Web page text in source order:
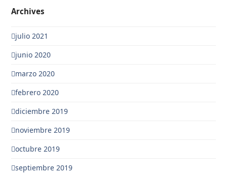
Archives
julio 2021
junio 2020
marzo 2020
febrero 2020
diciembre 2019
noviembre 2019
octubre 2019
septiembre 2019